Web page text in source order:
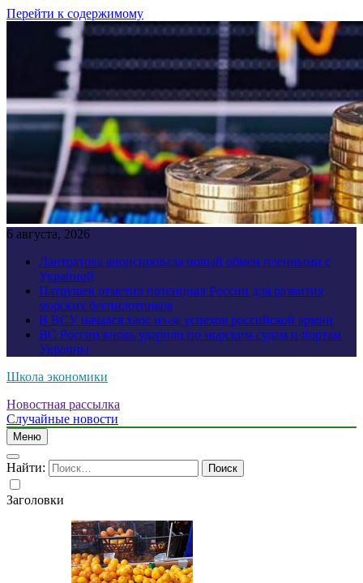
Перейти к содержимому
6 августа, 2026
Лантратова анонсировала новый обмен пленными с
Украиной
Патрушев отметил потенциал России для развития
морских беспилотников
В ВСУ начался хаос из-за успехов российской армии
ВС России вновь ударили по морским судам и портам
Украины
Школа экономики
Новостная рассылка
Случайные новости
Меню
Найти:
Заголовки